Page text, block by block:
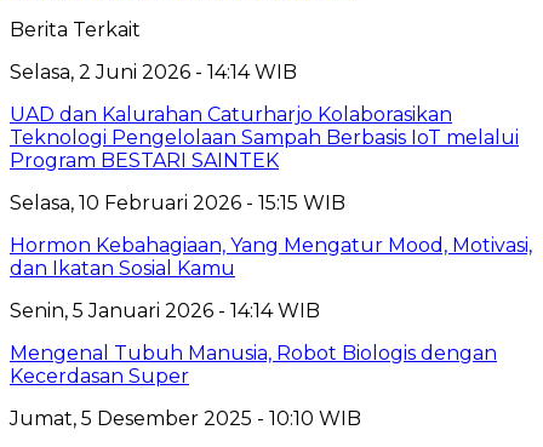
Berita Terkait
Selasa, 2 Juni 2026 - 14:14 WIB
UAD dan Kalurahan Caturharjo Kolaborasikan
Teknologi Pengelolaan Sampah Berbasis IoT melalui
Program BESTARI SAINTEK
Selasa, 10 Februari 2026 - 15:15 WIB
Hormon Kebahagiaan, Yang Mengatur Mood, Motivasi,
dan Ikatan Sosial Kamu
Senin, 5 Januari 2026 - 14:14 WIB
Mengenal Tubuh Manusia, Robot Biologis dengan
Kecerdasan Super
Jumat, 5 Desember 2025 - 10:10 WIB